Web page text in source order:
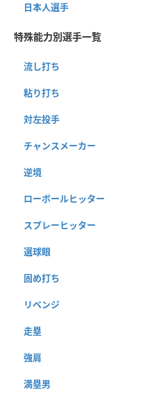
日本人選手
特殊能力別選手一覧
流し打ち
粘り打ち
対左投手
チャンスメーカー
逆境
ローボールヒッター
スプレーヒッター
選球眼
固め打ち
リベンジ
走塁
強肩
満塁男